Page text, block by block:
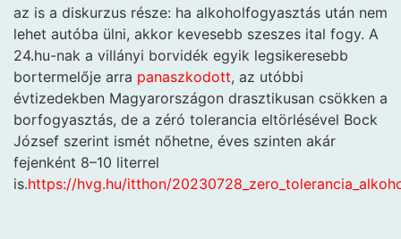
az is a diskurzus része: ha alkoholfogyasztás után nem
lehet autóba ülni, akkor kevesebb szeszes ital fogy. A
24.hu-nak a villányi borvidék egyik legsikeresebb
bortermelője arra panaszkodott, az utóbbi
évtizedekben Magyarországon drasztikusan csökken a
borfogyasztás, de a zéró tolerancia eltörlésével Bock
József szerint ismét nőhetne, éves szinten akár
fejenként 8–10 literrel
is.https://hvg.hu/itthon/